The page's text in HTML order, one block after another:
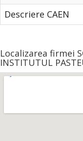
Descriere CAEN
Localizarea firmei
INSTITUTUL